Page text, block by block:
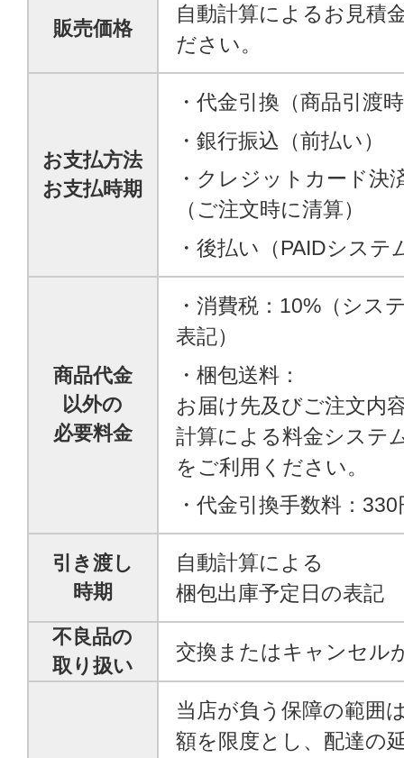
販売価格
自動計算によるお見積
ださい。
お支払方法
お支払時期
・代金引換（商品引渡
・銀行振込（前払い）
・クレジットカード決
（ご注文時に清算）
・後払い（PAIDシステ
商品代金
以外の
必要料金
・消費税：10%（シス
表記）
・梱包送料：
お届け先及びご注文内
計算による料金システ
をご利用ください。
・代金引換手数料：330
引き渡し
時期
自動計算による
梱包出庫予定日の表記
不良品の
取り扱い
交換またはキャンセル
当店が負う保障の範囲
額を限度とし、配達の